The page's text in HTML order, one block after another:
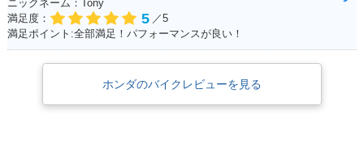
ニックネーム：Tony
満足度：
5 ／5
満足ポイント:全部満足！パフォーマンスが良い！
ホンダのバイクレビューを見る